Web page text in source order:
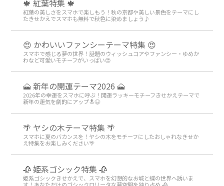
🍁 紅葉特集 🍁
紅葉の美しさをスマホで楽しもう！秋の京都や美しい景色をテーマにし
たきせかえでスマホも無料で秋色に染めましょう♪
😍 かわいいファンシーテーマ特集 😍
スマホで感じる夢の世界！話題のウィッシュコアやファンシー・ゆめか
わなど可愛いモチーフがいっぱい😍
🗻 新年の開運テーマ2026 🗻
2026年の幸運をスマホに呼ぶ！開運ラッキーモチーフきせかえテーマで
新年の運気を劇的にアップ🔝😆
🌴 ヤシの木テーマ特集 🌴
スマホに夏のバカンスを！ヤシの木をモチーフにしたおしゃれなきせか
え特集をお楽しみください🌴
🥀 姫系ゴシック特集 🥀
姫系ゴシックきせかえで、スマホを幻想的なお城と蝶の世界へ誘いま